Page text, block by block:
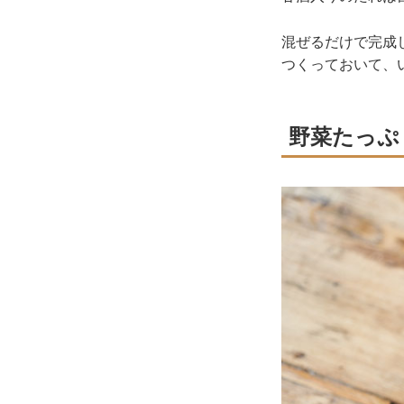
混ぜるだけで完成
つくっておいて、
野菜たっ